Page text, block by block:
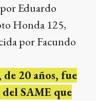
Eduardo
Honda 125,
por Facundo
20 años, fue
SAME que